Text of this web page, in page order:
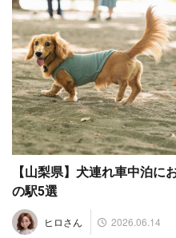
【山梨県】犬連れ車中泊に
の駅5選
ヒロさん 2026.06.14